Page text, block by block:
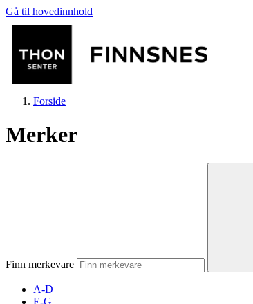
Gå til hovedinnhold
Mat og drikke
Forside
Merker
Finn merkevare
A-D
E-G